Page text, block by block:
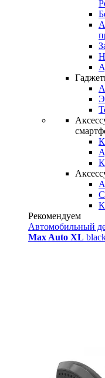
Рекомендуем
Автомобильный
Max Auto XL